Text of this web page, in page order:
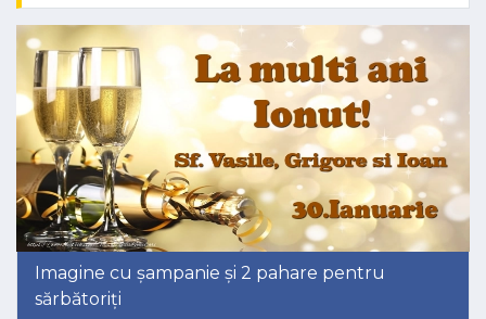
Imagine cu șampanie și 2 pahare pentru
sărbătoriți